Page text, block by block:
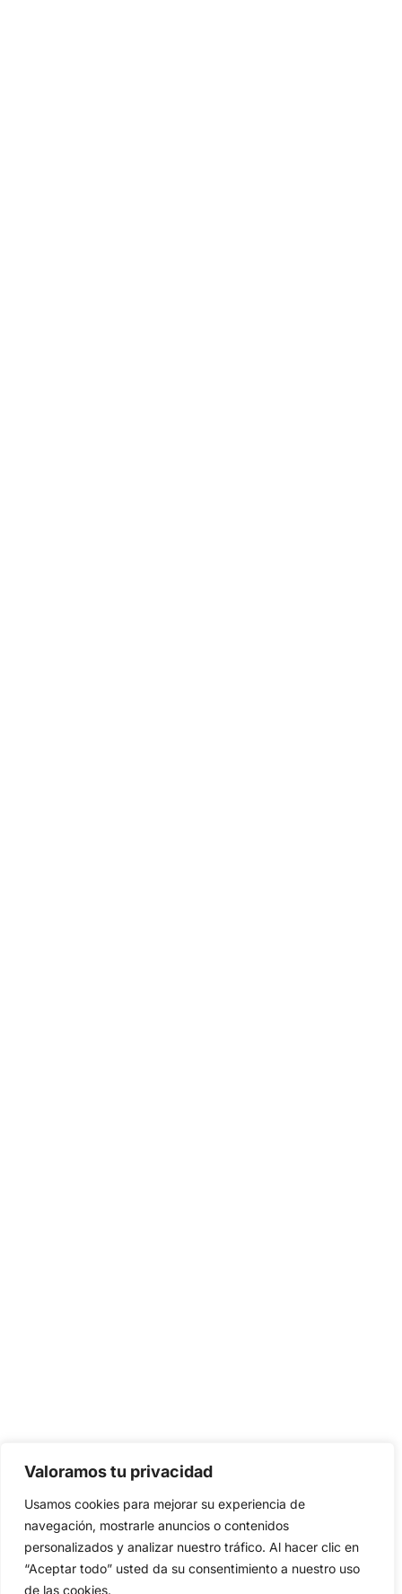
Valoramos tu privacidad
Usamos cookies para mejorar su experiencia de
navegación, mostrarle anuncios o contenidos
personalizados y analizar nuestro tráfico. Al hacer clic en
“Aceptar todo” usted da su consentimiento a nuestro uso
de las cookies.